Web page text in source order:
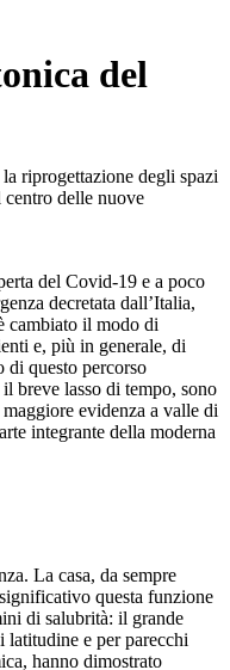
del
riprogettazione degli spazi
delle nuove
del Covid-19 e a poco
decretata dall’Italia,
cambiato il modo di
e, più in generale, di
di questo percorso
breve lasso di tempo, sono
evidenza a valle di
integrante della moderna
La casa, da sempre
questa funzione
di salubrità: il grande
e per parecchi
hanno dimostrato